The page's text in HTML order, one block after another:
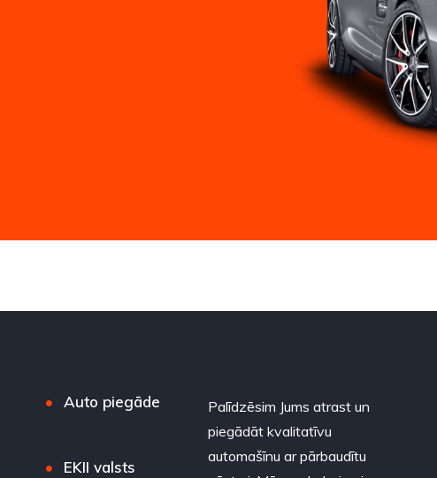
Auto piegāde
EKII valsts
Palīdzēsim Jums atrast un
piegādāt kvalitatīvu
automašīnu ar pārbaudītu